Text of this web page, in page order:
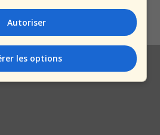
- 26 octobre 2025
Autoriser
les options